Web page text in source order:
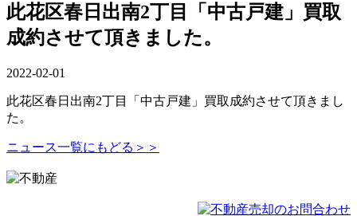
此花区春日出南2丁目「中古戸建」買取
成約させて頂きました。
2022-02-01
此花区春日出南2丁目「中古戸建」買取成約させて頂きまし
た。
ニュース一覧にもどる＞＞